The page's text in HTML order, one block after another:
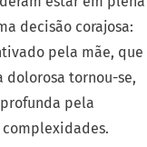
decisão corajosa:
pela mãe, que
dolorosa tornou-se,
pela
complexidades.